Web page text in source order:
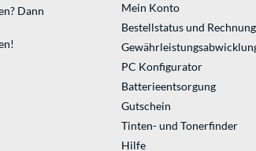
Dann
Mein Konto
Bestellstatus und Rechnung
PC Konfigurator
Batterieentsorgung
Gutschein
Tinten- und Tonerfinder
Hilfe